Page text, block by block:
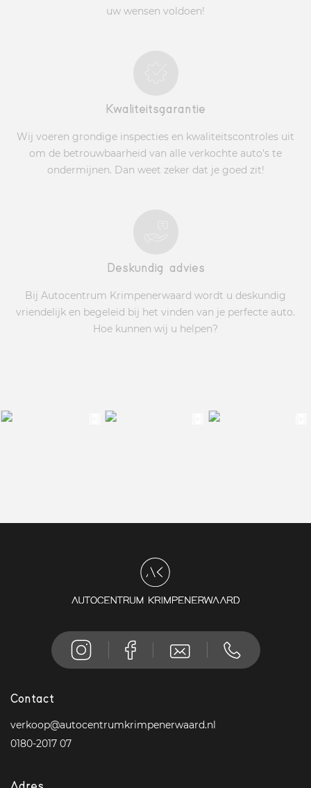
uw wensen voldoen!
Kwaliteitsgarantie
Wij voeren grondige inspecties en kwaliteitscontroles uit
om de betrouwbaarheid van alle verkochte auto's te
ondermijnen. Dan weet zeker dat je goed zit!
Deskundig advies
Bij Autocentrum Krimpenerwaard wordt u deskundig
vriendelijk en begeleid bij het vinden van je perfecte auto.
Hoe kunnen wij u helpen?
Contact
verkoop@autocentrumkrimpenerwaard.nl
0180-2017 07